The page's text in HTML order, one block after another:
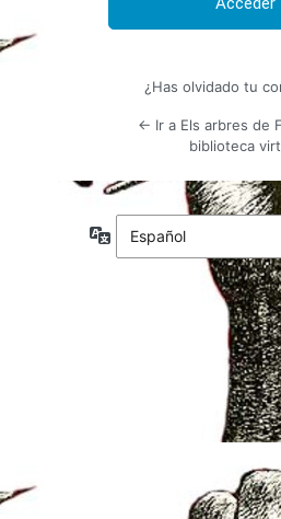
¿Has olvidado tu
← Ir a Els arbres de
biblioteca
Idioma